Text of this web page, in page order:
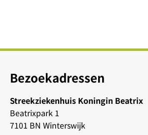
Bezoekadressen
Streekziekenhuis Koningin Beatrix
Beatrixpark 1
7101 BN Winterswijk